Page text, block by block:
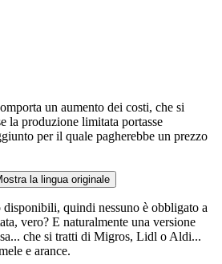
un aumento dei costi, che si
la produzione limitata portasse
per il quale pagherebbe un prezzo
la lingua originale
quindi nessuno è obbligato a
vero? E naturalmente una versione
che si tratti di Migros, Lidl o Aldi...
e arance.